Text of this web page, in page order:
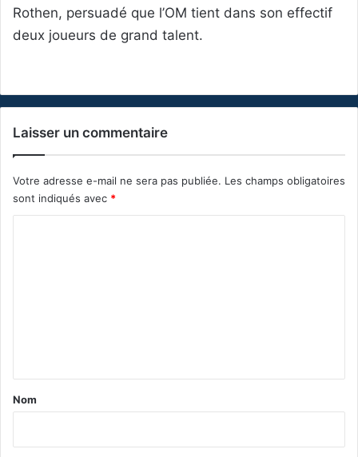
Rothen, persuadé que l’OM tient dans son effectif
deux joueurs de grand talent.
Laisser un commentaire
Votre adresse e-mail ne sera pas publiée. Les champs obligatoires
sont indiqués avec *
a
Nom